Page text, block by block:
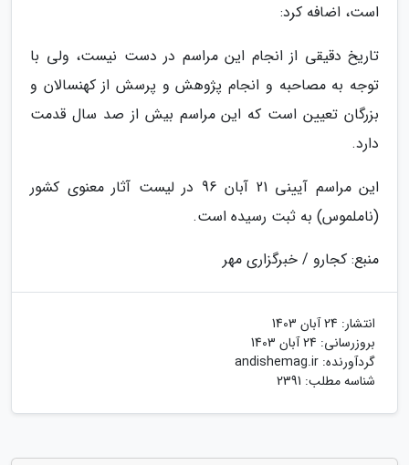
است، اضافه کرد:
تاریخ دقیقی از انجام این مراسم در دست نیست، ولی با
توجه به مصاحبه و انجام پژوهش و پرسش از کهنسالان و
بزرگان تعیین است که این مراسم بیش از صد سال قدمت
دارد.
این مراسم آیینی 21 آبان 96 در لیست آثار معنوی کشور
(ناملموس) به ثبت رسیده است.
منبع: کجارو / خبرگزاری مهر
انتشار: 24 آبان 1403
بروزرسانی: 24 آبان 1403
گردآورنده: andishemag.ir
شناسه مطلب: 2391